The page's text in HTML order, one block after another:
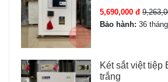
5,690,000 đ
Bảo hành: 36 tháng
Két sắt việt tiệp
trắng